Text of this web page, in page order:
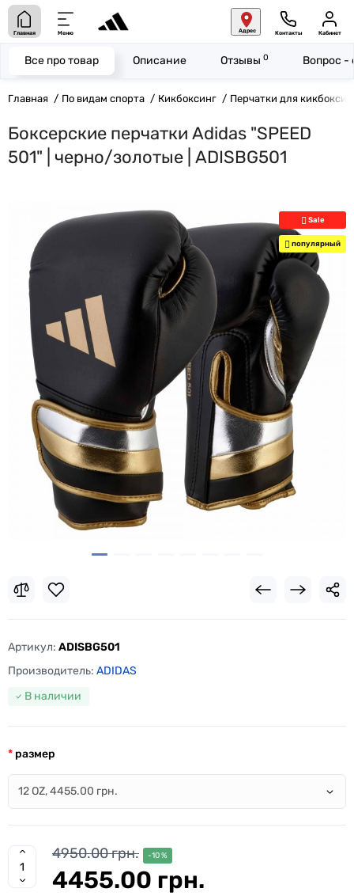
Главная Меню Адрес Контакты Кабинет
Главная По видам спорта Кикбоксинг Перчатки для
Боксерские перчатки Adidas "SPEED
501" | черно/золотые | ADISBG501
Все про товар Описание Отзывы 0 Вопрос -
Sale
популярный
Артикул: ADISBG501
Производитель: ADIDAS
В наличии
размер
4950.00 грн. -10 %
4455.00 грн.